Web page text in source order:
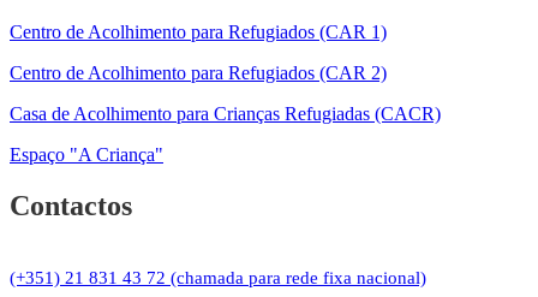
Centro de Acolhimento para Refugiados (CAR 1)
Centro de Acolhimento para Refugiados (CAR 2)
Casa de Acolhimento para Crianças Refugiadas (CACR)
Espaço "A Criança"
Contactos
(+351) 21 831 43 72 (chamada para rede fixa nacional)